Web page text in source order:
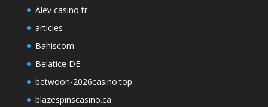
Alev casino tr
articles
Bahiscom
Belatice DE
betwoon-2026casino.top
blazespinscasino.ca